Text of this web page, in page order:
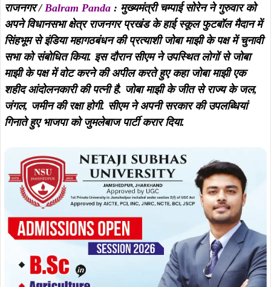
राजनगर /Balram Panda : मुख्यमंत्री चम्पाई सोरेन ने गुरुवार को
अपने विधानसभा क्षेत्र राजनगर प्रखंड के हाई स्कूल फुटबॉल मैदान में
सिंहभूम से इंडिया महागठबंधन की प्रत्याशी जोबा माझी के पक्ष में चुनावी
सभा को संबोधित किया. इस दौरान सीएम ने उपस्थित लोगों से जोबा
माझी के पक्ष में वोट करने की अपील करते हुए कहा जोबा माझी एक
शहीद आंदोलनकारी की पत्नी है. जोबा माझी के जीत से राज्य के जल,
जंगल, जमीन की रक्षा होगी. सीएम ने अपनी सरकार की उपलब्धियां
गिनाते हुए भाजपा को जुमलेबाज पार्टी करार दिया.